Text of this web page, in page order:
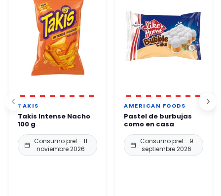
TAKIS
Takis Intense Nacho
100 g
Consumo pref. : 11
noviembre 2026
AMERICAN FOODS
Pastel de burbujas
como en casa
Consumo pref. : 9
septiembre 2026